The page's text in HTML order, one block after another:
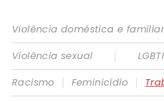
Violência doméstica e familiar
Violência sexual
|
Racismo
| Feminicídio |